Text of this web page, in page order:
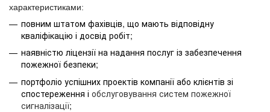
характеристиками:
повним штатом фахівців, що мають відповідну
кваліфікацію і досвід робіт;
наявністю ліцензії на надання послуг із забезпечення
пожежної безпеки;
портфоліо успішних проектів компанії або клієнтів зі
спостереження і обслуговування систем пожежної
сигналізації;